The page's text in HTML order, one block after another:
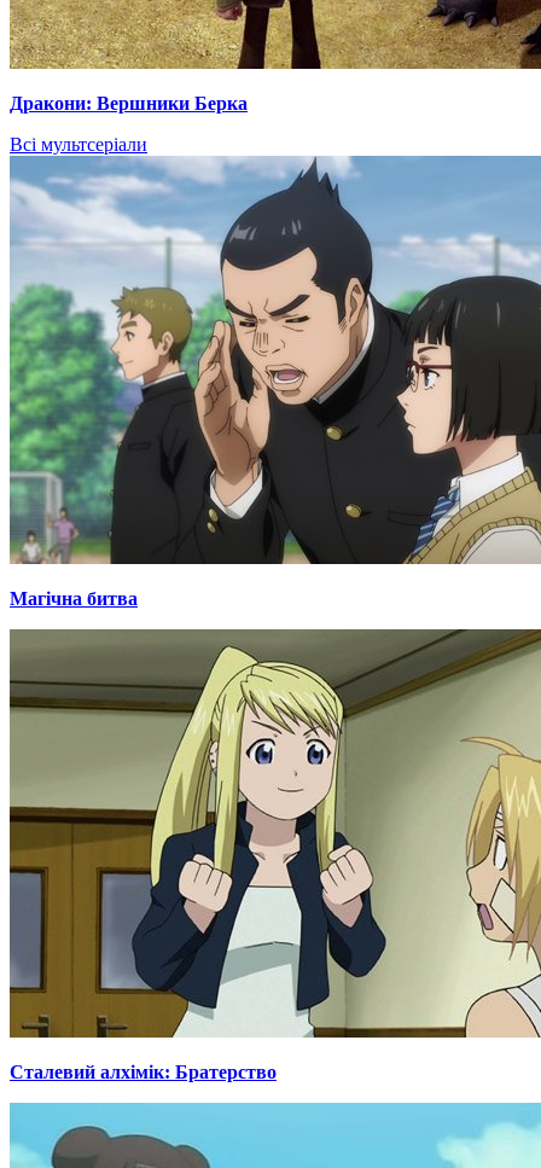
Дракони: Вершники Берка
Всі мультсеріали
Магічна битва
Сталевий алхімік: Братерство